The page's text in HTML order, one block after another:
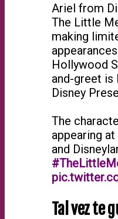
Ariel from
The Little
making
Hollywood
and-greet is
Disney
The
appearing
and
Tal vez te